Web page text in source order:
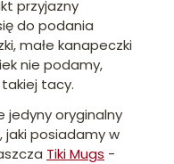
przyjazny
do podania
małe kanapeczki
nie podamy,
tacy.
jedyny oryginalny
posiadamy w
Tiki Mugs -